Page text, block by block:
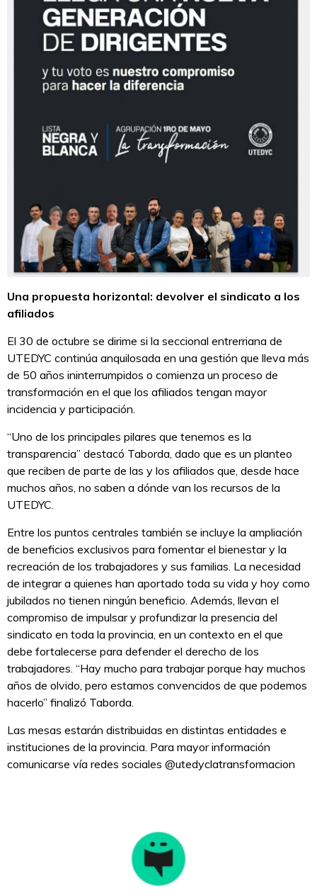
Una propuesta horizontal: devolver el sindicato a los
afiliados
El 30 de octubre se dirime si la seccional entrerriana de
UTEDYC continúa anquilosada en una gestión que lleva más
de 50 años ininterrumpidos o comienza un proceso de
transformación en el que los afiliados tengan mayor
incidencia y participación.
“Uno de los principales pilares que tenemos es la
transparencia” destacó Taborda, dado que es un planteo
que reciben de parte de las y los afiliados que, desde hace
muchos años, no saben a dónde van los recursos de la
UTEDYC.
Entre los puntos centrales también se incluye la ampliación
de beneficios exclusivos para fomentar el bienestar y la
recreación de los trabajadores y sus familias. La necesidad
de integrar a quienes han aportado toda su vida y hoy como
jubilados no tienen ningún beneficio. Además, llevan el
compromiso de impulsar y profundizar la presencia del
sindicato en toda la provincia, en un contexto en el que
debe fortalecerse para defender el derecho de los
trabajadores. “Hay mucho para trabajar porque hay muchos
años de olvido, pero estamos convencidos de que podemos
hacerlo” finalizó Taborda.
Las mesas estarán distribuidas en distintas entidades e
instituciones de la provincia. Para mayor información
comunicarse vía redes sociales @utedyclatransformacion